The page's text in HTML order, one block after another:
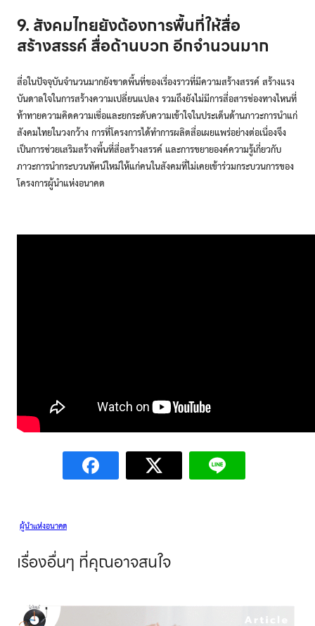
9. สังคมไทยยังต้องการพื้นที่ให้สื่อ
สร้างสรรค์ สื่อด้านบวก อีกจำนวนมาก
สื่อในปัจจุบันจำนวนมากยังขาดพื้นที่ของเรื่องราวที่มีความสร้างสรรค์ สร้างแรง
บันดาลใจในการสร้างความเปลี่ยนแปลง รวมถึงยังไม่มีการสื่อสารช่องทางไหนที่
ท้าทายความคิดความเชื่อและยกระดับความเข้าใจในประเด็นด้านภาวะการนำแก่
สังคมไทยในวงกว้าง การที่โครงการได้ทำการผลิตสื่อเผยแพร่อย่างต่อเนื่องจึง
เป็นการช่วยเสริมสร้างพื้นที่สื่อสร้างสรรค์ และการขยายองค์ความรู้เกี่ยวกับ
ภาวะการนำกระบวนทัศน์ใหม่ให้แก่คนในสังคมที่ไม่เคยเข้าร่วมกระบวนการของ
โครงการผู้นำแห่งอนาคต
ผู้นำแห่งอนาคต
เรื่องอื่นๆ ที่คุณอาจสนใจ